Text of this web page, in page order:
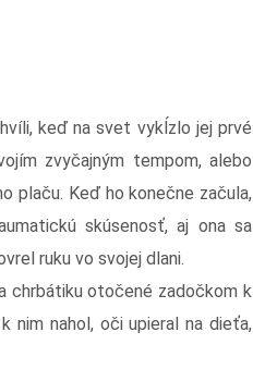
keď na svet vykĺzlo jej prvé
zvyčajným tempom, alebo
plaču. Keď ho konečne začula,
skúsenosť, aj ona sa
ruku vo svojej dlani.
chrbátiku otočené zadočkom k
nim nahol, oči upieral na dieťa,